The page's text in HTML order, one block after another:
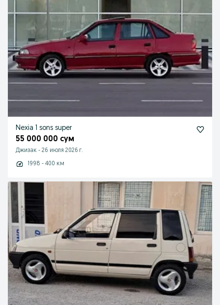
Nexia 1 sons super
55 000 000 сум
Джизак - 26 июля 2026 г.
1998 - 400 км